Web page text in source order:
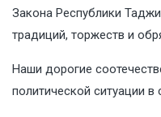
Закона Республики
традиций, торжеств и
Наши дорогие
политической ситуации